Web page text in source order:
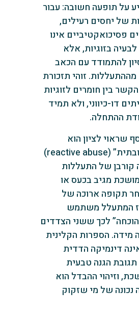
על תופעה חשובה: עבור
של יחסים רעילים,
פסיכואקטיביים אינו
בזוגיות, אלא
להתמודד עם הכאב
זוהי תזכורת
בין חומרים לזוגיות
דו-כיווני, ולא תמיד
ההתחלה.
שראוי לציון הוא
“התעללות תגובתית” (reactive abuse)
של התעללות
מגיב בכעס או
תקופה ארוכה של
המתעלל משתמש
לכך ששני הצדדים
הספרות הקלינית
דינמיקה הדדית
הגנה טבעית
וזיהוי ההבדל הוא
נכונה של מי שזקוק